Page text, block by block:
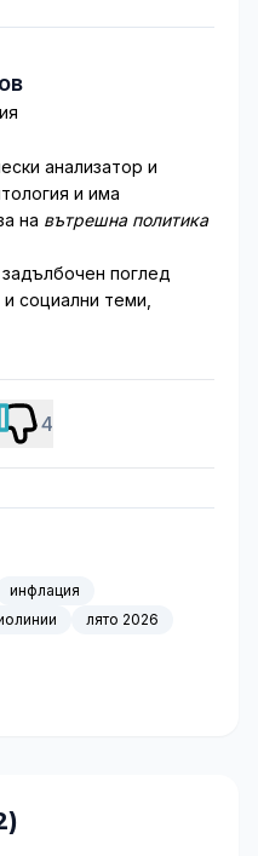
анализатор и
и има
на вътрешна политика
поглед
социални теми,
4
инфлация
лято 2026